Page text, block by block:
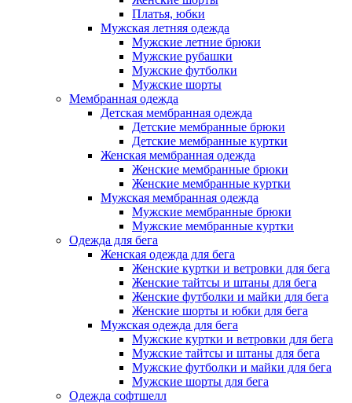
Платья, юбки
Мужская летняя одежда
Мужские летние брюки
Мужские рубашки
Мужские футболки
Мужские шорты
Мембранная одежда
Детская мембранная одежда
Детские мембранные брюки
Детские мембранные куртки
Женская мембранная одежда
Женские мембранные брюки
Женские мембранные куртки
Мужская мембранная одежда
Мужские мембранные брюки
Мужские мембранные куртки
Одежда для бега
Женская одежда для бега
Женские куртки и ветровки для бега
Женские тайтсы и штаны для бега
Женские футболки и майки для бега
Женские шорты и юбки для бега
Мужская одежда для бега
Мужские куртки и ветровки для бега
Мужские тайтсы и штаны для бега
Мужские футболки и майки для бега
Мужские шорты для бега
Одежда софтшелл